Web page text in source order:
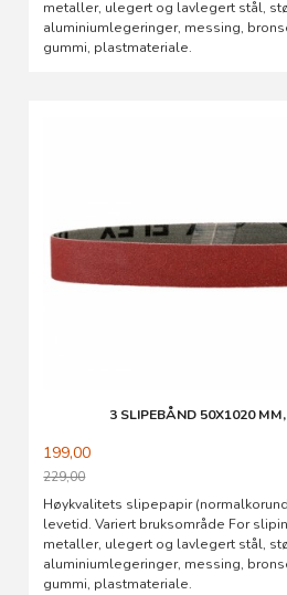
metaller, ulegert og lavlegert stål,
aluminiumlegeringer, messing,
gummi, plastmateriale.
3 SLIPEBÅND 50X1020
199,00
229,00
Rabatt
Høykvalitets slipepapir
levetid. Variert bruksområde For
metaller, ulegert og lavlegert stål,
aluminiumlegeringer, messing,
gummi, plastmateriale.